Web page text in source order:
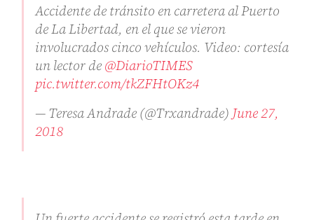
Accidente de tránsito en carretera al Puerto
de La Libertad, en el que se vieron
involucrados cinco vehículos. Video: cortesía
un lector de@DiarioTIMES
pic.twitter.com/tkZFHtOKz4
— Teresa Andrade (@Trxandrade) June 27,
2018